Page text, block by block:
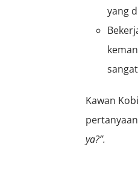
yang
Kawan
ya?”.